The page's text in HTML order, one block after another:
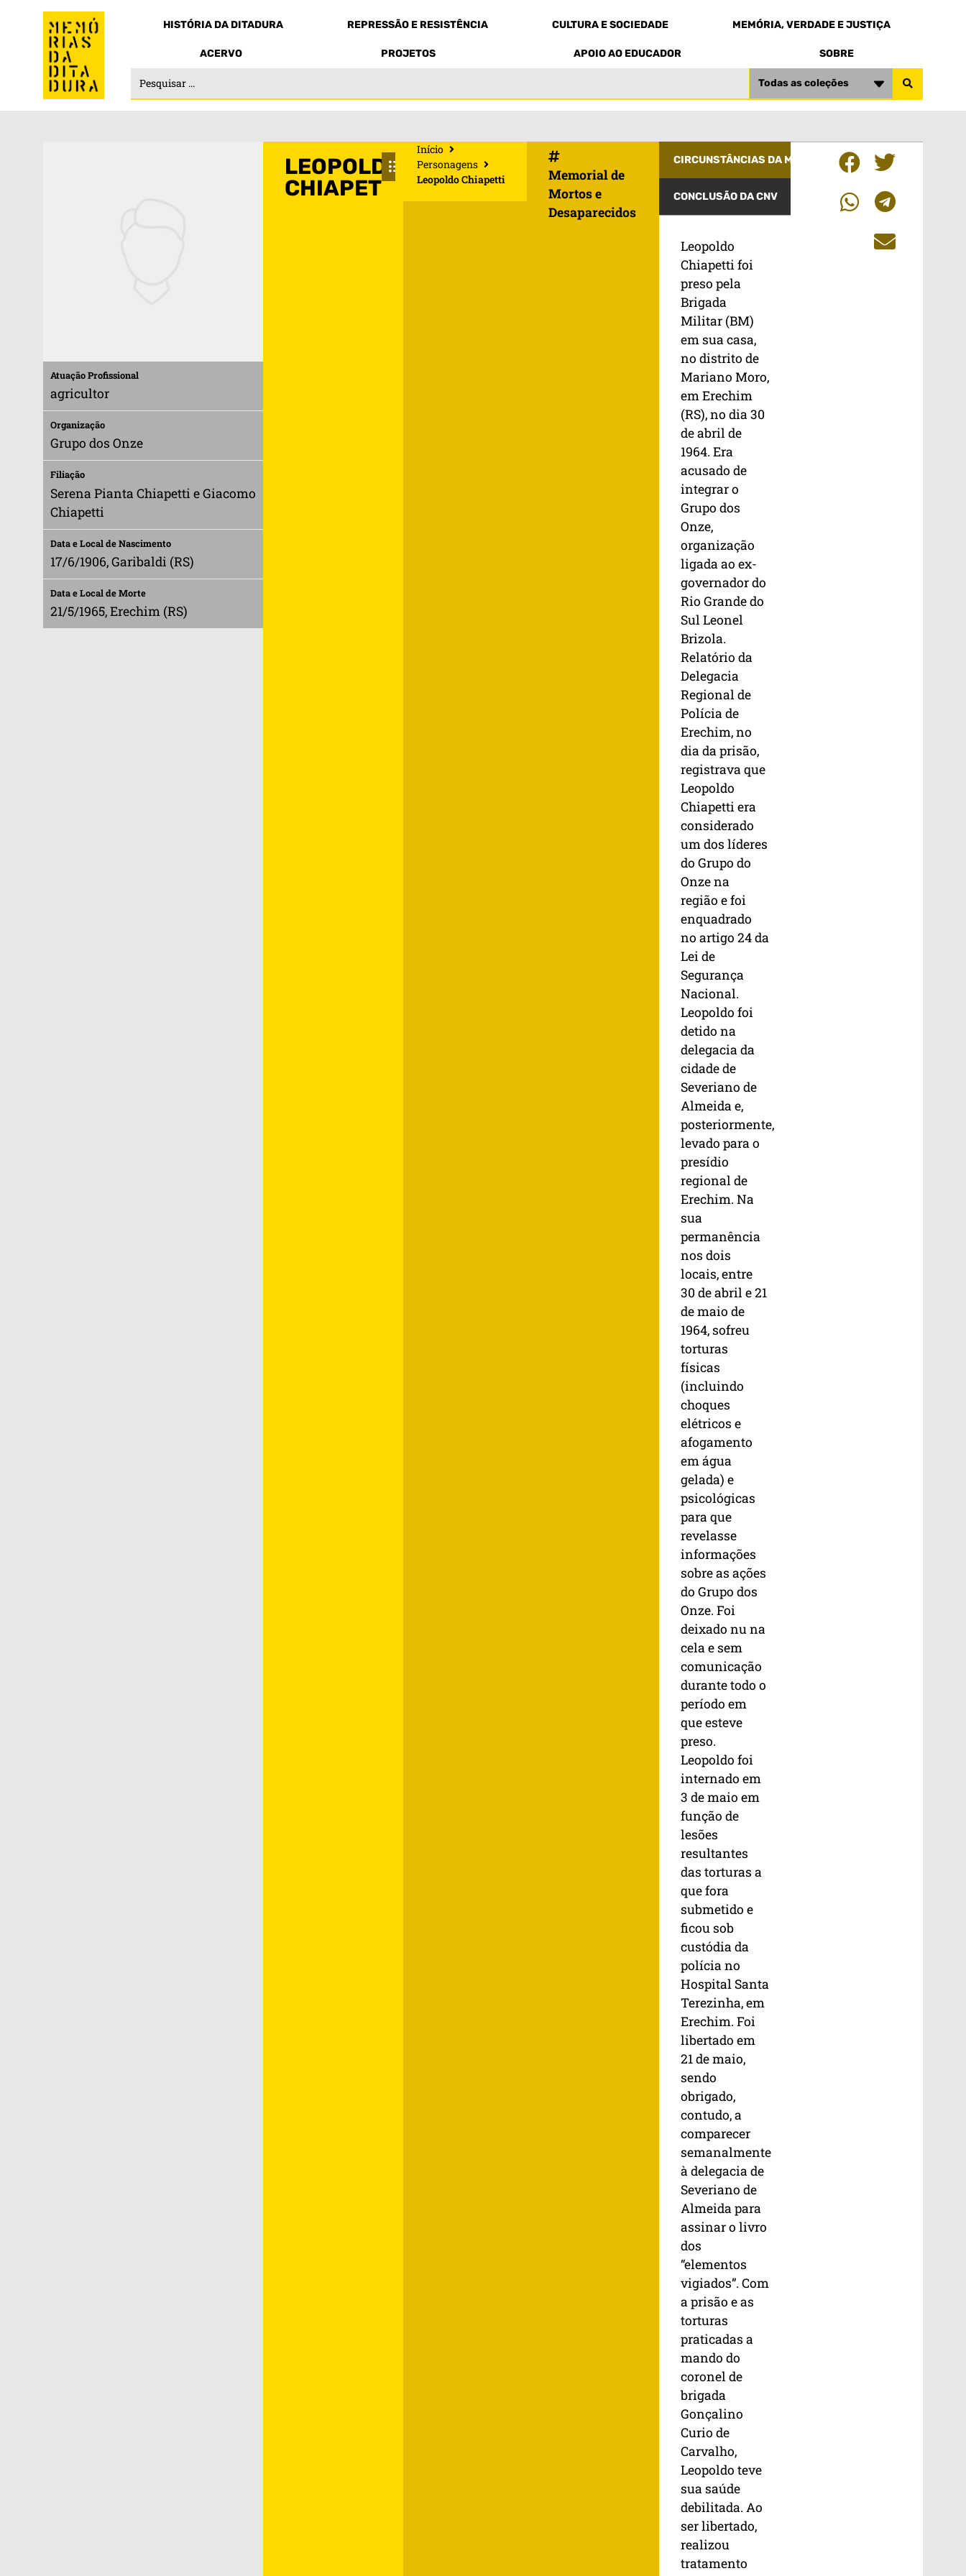
HISTÓRIA DA DITADURA REPRESSÃO E RESISTÊNCIA CULTURA E SOCIEDADE MEMÓRIA, VERDADE E JUSTIÇA
ACERVO PROJETOS APOIO AO EDUCADOR SOBRE
Todas as coleções
Atuação Profissional
agricultor
Organização
Grupo dos Onze
Filiação
Serena Pianta Chiapetti e Giacomo
Chiapetti
Data e Local de Nascimento
17/6/1906, Garibaldi (RS)
Data e Local de Morte
21/5/1965, Erechim (RS)
LEOPOLDO
CHIAPETTI
Início
Personagens
Leopoldo Chiapetti
Memorial de
Mortos e
Desaparecidos
CIRCUNSTÂNCIAS DA MORTE
CONCLUSÃO DA CNV
Leopoldo
Chiapetti foi
preso pela
Brigada
Militar (BM)
em sua casa,
no distrito de
Mariano Moro,
em Erechim
(RS), no dia 30
de abril de
1964. Era
acusado de
integrar o
Grupo dos
Onze,
organização
ligada ao ex-
governador do
Rio Grande do
Sul Leonel
Brizola.
Relatório da
Delegacia
Regional de
Polícia de
Erechim, no
dia da prisão,
registrava que
Leopoldo
Chiapetti era
considerado
um dos líderes
do Grupo do
Onze na
região e foi
enquadrado
no artigo 24 da
Lei de
Segurança
Nacional.
Leopoldo foi
detido na
delegacia da
cidade de
Severiano de
Almeida e,
posteriormente,
levado para o
presídio
regional de
Erechim. Na
sua
permanência
nos dois
locais, entre
30 de abril e 21
de maio de
1964, sofreu
torturas
físicas
(incluindo
choques
elétricos e
afogamento
em água
gelada) e
psicológicas
para que
revelasse
informações
sobre as ações
do Grupo dos
Onze. Foi
deixado nu na
cela e sem
comunicação
durante todo o
período em
que esteve
preso.
Leopoldo foi
internado em
3 de maio em
função de
lesões
resultantes
das torturas a
que fora
submetido e
ficou sob
custódia da
polícia no
Hospital Santa
Terezinha, em
Erechim. Foi
libertado em
21 de maio,
sendo
obrigado,
contudo, a
comparecer
semanalmente
à delegacia de
Severiano de
Almeida para
assinar o livro
dos
“elementos
vigiados”. Com
a prisão e as
torturas
praticadas a
mando do
coronel de
brigada
Gonçalino
Curio de
Carvalho,
Leopoldo teve
sua saúde
debilitada. Ao
ser libertado,
realizou
tratamento